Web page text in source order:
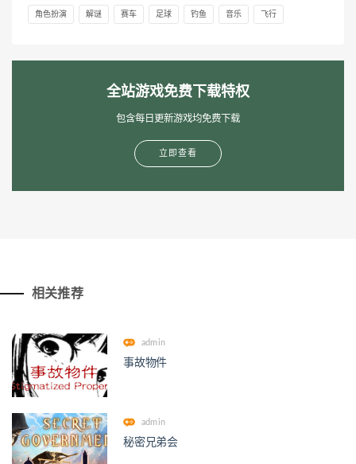
角色扮演 解谜 赛车 足球 钓鱼 音乐 飞行
全站游戏免费下载特权
包含每日更新游戏均免费下载
立即查看
相关推荐
admin
事故物件
admin
秘密兄弟会